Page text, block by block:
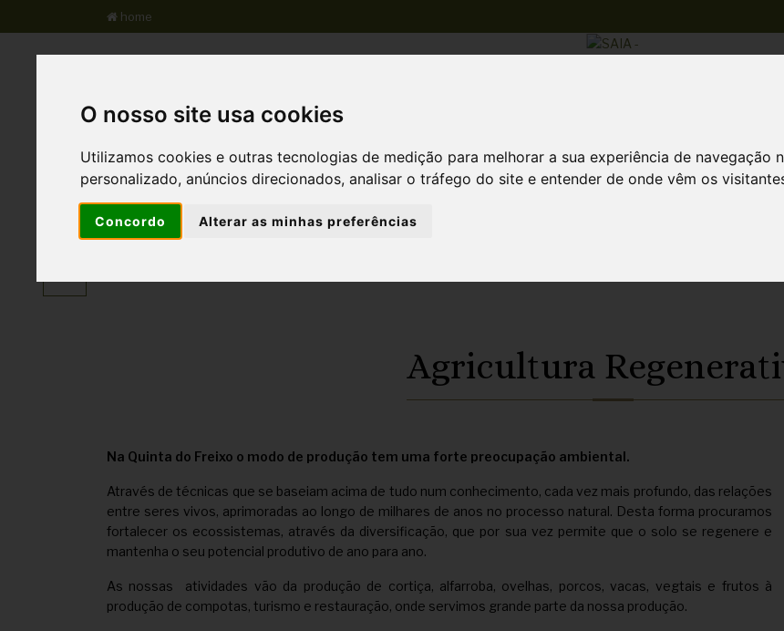
O nosso site usa cookies
Utilizamos cookies e outras tecnologias de medição para melhorar a sua experiência de navegação
personalizado, anúncios direcionados, analisar o tráfego do site e entender de onde vêm os
Concordo Alterar as minhas preferências
home
Agricultura Regenerativa
Agricultura
Na Quinta do Freixo o modo de produção tem uma forte preocupação ambiental.
Através de técnicas que se baseiam acima de tudo num conhecimento, cada vez mais profundo, das relações
entre seres vivos, aprimoradas ao longo de milhares de anos no processo natural. Desta forma procuramos
fortalecer os ecossistemas, através da diversificação, que por sua vez permite que o solo se regenere e
mantenha o seu potencial produtivo de ano para ano.
As nossas atividades vão da produção de cortiça, alfarroba, ovelhas, porcos, vacas, vegtais e frutos à
produção de compotas, turismo e restauração, onde servimos grande parte da nossa produção.